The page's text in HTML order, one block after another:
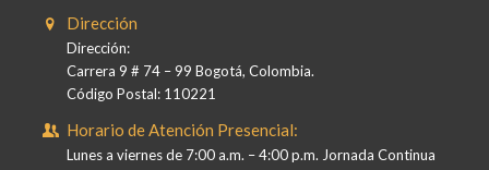
Dirección
Dirección:
Carrera 9 # 74 – 99 Bogotá, Colombia.
Código Postal: 110221
Horario de Atención Presencial:
Lunes a viernes de 7:00 a.m. – 4:00 p.m. Jornada Continua